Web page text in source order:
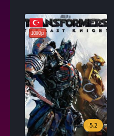
1080p
5.2